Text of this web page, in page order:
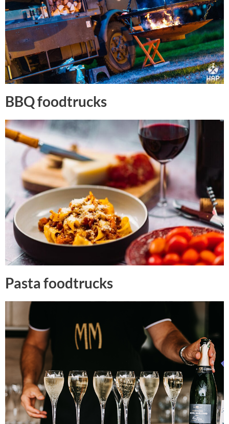
BBQ foodtrucks
Pasta foodtrucks